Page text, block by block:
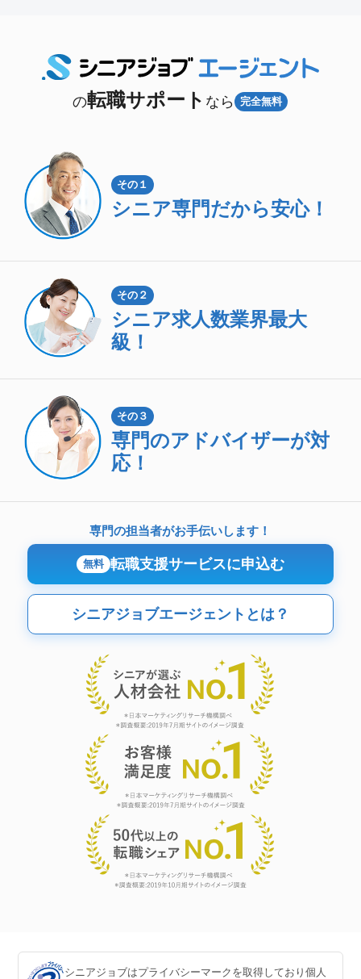
の転職サポート なら 完全無料
その１
シニア専門だから安心！
その２
シニア求人数業界最大
級！
その３
専門のアドバイザーが対
応！
専門の担当者がお手伝いします！
無料 転職支援サービスに申込む
シニアジョブエージェントとは？
シニアジョブはプライバシーマークを取得しており個人